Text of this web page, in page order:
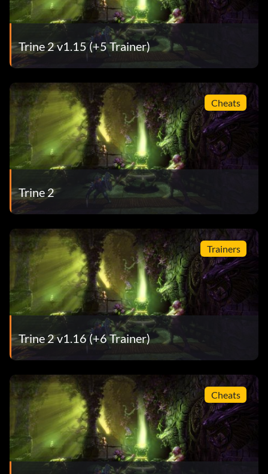
Trine 2 v1.15 (+5 Trainer)
Cheats
Trine 2
Trainers
Trine 2 v1.16 (+6 Trainer)
Cheats